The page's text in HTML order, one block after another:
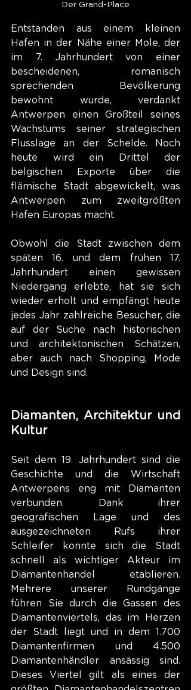
Der Grand-Place
Entstanden aus einem kleinen
Hafen in der Nähe einer Mole, der
im 7. Jahrhundert von einer
bescheidenen, romanisch
sprechenden Bevölkerung
bewohnt wurde, verdankt
Antwerpen einen Großteil seines
Wachstums seiner strategischen
Flusslage an der Schelde. Noch
heute wird ein Drittel der
belgischen Exporte über die
flämische Stadt abgewickelt, was
Antwerpen zum zweitgrößten
Hafen Europas macht.
Obwohl die Stadt zwischen dem
späten 16. und dem frühen 17.
Jahrhundert einen gewissen
Niedergang erlebte, hat sie sich
wieder erholt und empfängt heute
jedes Jahr zahlreiche Besucher, die
auf der Suche nach historischen
und architektonischen Schätzen,
aber auch nach Shopping, Mode
und Design sind.
Diamanten, Architektur und
Kultur
Seit dem 19. Jahrhundert sind die
Geschichte und die Wirtschaft
Antwerpens eng mit Diamanten
verbunden. Dank ihrer
geografischen Lage und des
ausgezeichneten Rufs ihrer
Schleifer konnte sich die Stadt
schnell als wichtiger Akteur im
Diamantenhandel etablieren.
Mehrere unserer Rundgänge
führen Sie durch die Gassen des
Diamantenviertels, das im Herzen
der Stadt liegt und in dem 1.700
Diamantenfirmen und 4.500
Diamantenhändler ansässig sind.
Dieses Viertel gilt als eines der